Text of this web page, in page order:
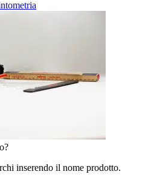
inserendo il nome prodotto.